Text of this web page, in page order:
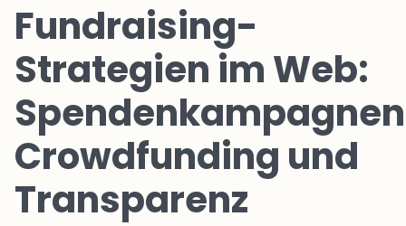
Fundraising-
Strategien im Web:
Crowdfunding und
Transparenz